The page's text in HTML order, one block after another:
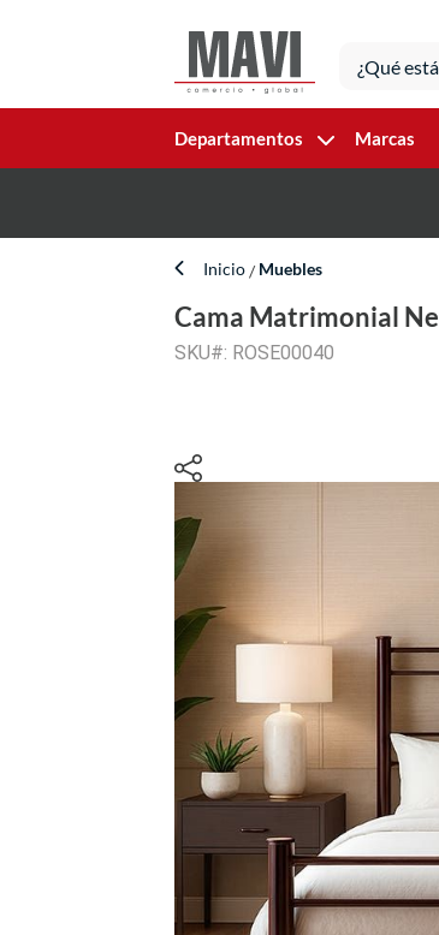
Departamentos Marcas
Inicio Muebles
Cama Matrimonial
SKU#: ROSE00040